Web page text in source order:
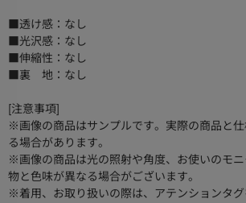
■透け感：なし
■光沢感：なし
■伸縮性：なし
■裏 地：なし
[注意事項]
※画像の商品はサンプルです。実際の商品と
る場合があります。
※画像の商品は光の照射や角度、お使いのモ
物と色味が異なる場合がございます。
※着用、お取り扱いの際は、アテンションタグ